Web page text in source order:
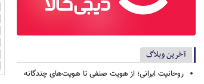
آخرین وبلاگ
روحانیت ایرانی؛ از هویت صنفی تا هویت‌های چندگانه